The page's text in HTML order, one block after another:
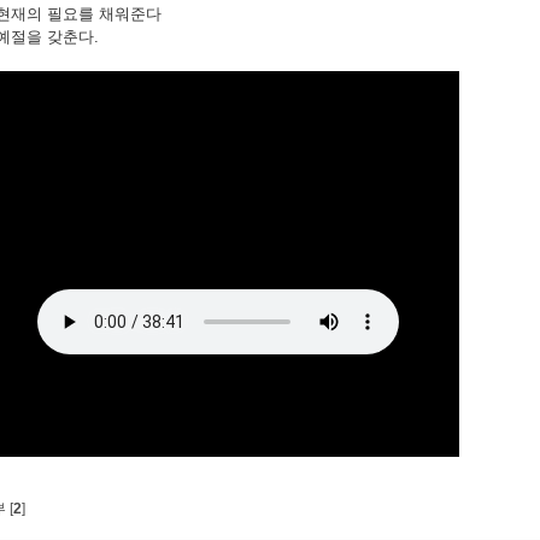
재의 필요를 채워준다
절을 갖춘다.
[2]